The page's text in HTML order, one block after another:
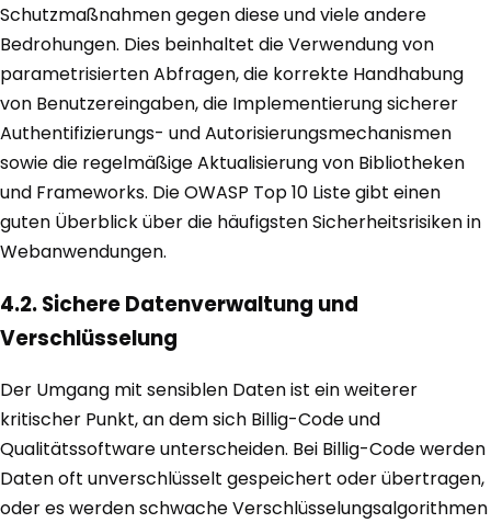
Schutzmaßnahmen gegen diese und viele andere
Bedrohungen. Dies beinhaltet die Verwendung von
parametrisierten Abfragen, die korrekte Handhabung
von Benutzereingaben, die Implementierung sicherer
Authentifizierungs- und Autorisierungsmechanismen
sowie die regelmäßige Aktualisierung von Bibliotheken
und Frameworks. Die OWASP Top 10 Liste gibt einen
guten Überblick über die häufigsten Sicherheitsrisiken in
Webanwendungen.
4.2. Sichere Datenverwaltung und
Verschlüsselung
Der Umgang mit sensiblen Daten ist ein weiterer
kritischer Punkt, an dem sich Billig-Code und
Qualitätssoftware unterscheiden. Bei Billig-Code werden
Daten oft unverschlüsselt gespeichert oder übertragen,
oder es werden schwache Verschlüsselungsalgorithmen